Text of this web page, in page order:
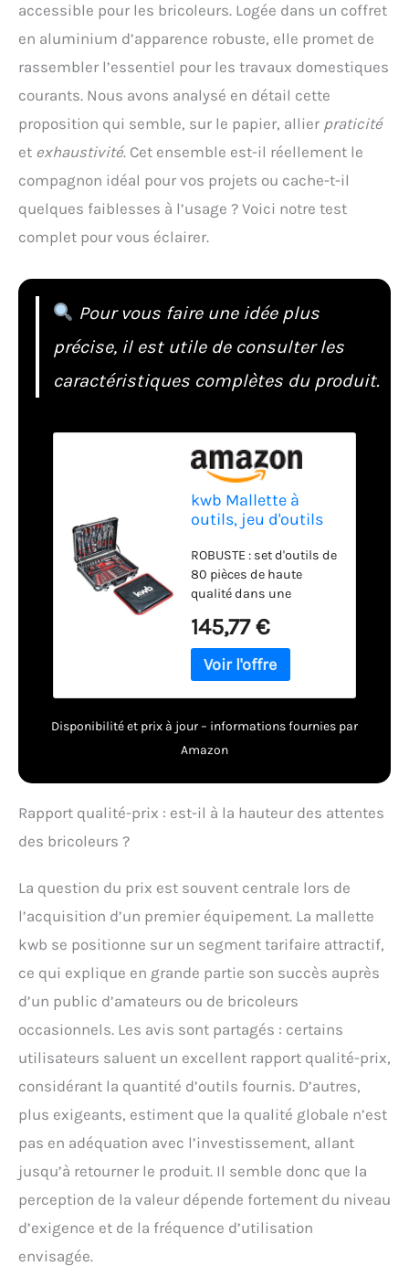
accessible pour les bricoleurs. Logée dans un coffret
en aluminium d’apparence robuste, elle promet de
rassembler l’essentiel pour les travaux domestiques
courants. Nous avons analysé en détail cette
proposition qui semble, sur le papier, allier praticité
et exhaustivité. Cet ensemble est-il réellement le
compagnon idéal pour vos projets ou cache-t-il
quelques faiblesses à l’usage ? Voici notre test
complet pour vous éclairer.
Pour vous faire une idée plus
précise, il est utile de consulter les
caractéristiques complètes du produit.
kwb Mallette à
outils, jeu d'outils
aluminium
robuste,
verrouillable,
rembourrée avec
des inserts d'outils
en mousse, jeu
d'outils de qualité
ROBUSTE : set d'outils de
80 pièces de haute
qualité dans une
verrouillable. Mallette à
outils avec bords
arrondis, protection des
pour un rangement et un
transport faciles.
set de 80 outils est
rangé de manière claire
dans le couvercle de la
bandes velcro et
élastiques. PROFILS
MULTIPLES : Jeu de 9 clés
à douille et 12 clés
mixtes avec profil
mise en place
particulièrement facile
un grand nombre de
flancs dans la douille
Marteau de serrurier,
pinces, jeu de clés à
clé à fourche, clé mâle
coudée pour vis à six
145,77 €
Disponibilité et prix à jour – informations fournies par
Amazon
Rapport qualité-prix : est-il à la hauteur des attentes
des bricoleurs ?
La question du prix est souvent centrale lors de
l’acquisition d’un premier équipement. La mallette
kwb se positionne sur un segment tarifaire attractif,
ce qui explique en grande partie son succès auprès
d’un public d’amateurs ou de bricoleurs
occasionnels. Les avis sont partagés : certains
utilisateurs saluent un excellent rapport qualité-prix,
considérant la quantité d’outils fournis. D’autres,
plus exigeants, estiment que la qualité globale n’est
pas en adéquation avec l’investissement, allant
jusqu’à retourner le produit. Il semble donc que la
perception de la valeur dépende fortement du niveau
d’exigence et de la fréquence d’utilisation
envisagée.